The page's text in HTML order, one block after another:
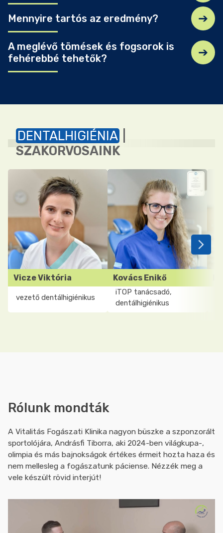
Mennyire tartós az eredmény?
A meglévő tömések és fogsorok is
fehérebbé tehetők?
DENTALHIGIÉNIA
SZAKORVOSAINK
Vicze Viktória
vezető dentálhigiénikus
dentalhigiénia
Önéletrajz
Kovács Enikő
iTOP tanácsadó,
dentálhigiénikus
Szakterület:
dentalhigiénia
Rólunk mondták
A Vitalitás Fogászati Klinika nagyon büszke a szponzorált
sportolójára, Andrásfi Tiborra, aki 2024-ben világkupa-,
olimpia és más bajnokságok értékes érmeit hozta haza és
nem mellesleg a fogászatunk páciense. Nézzék meg a
vele készült rövid interjút!